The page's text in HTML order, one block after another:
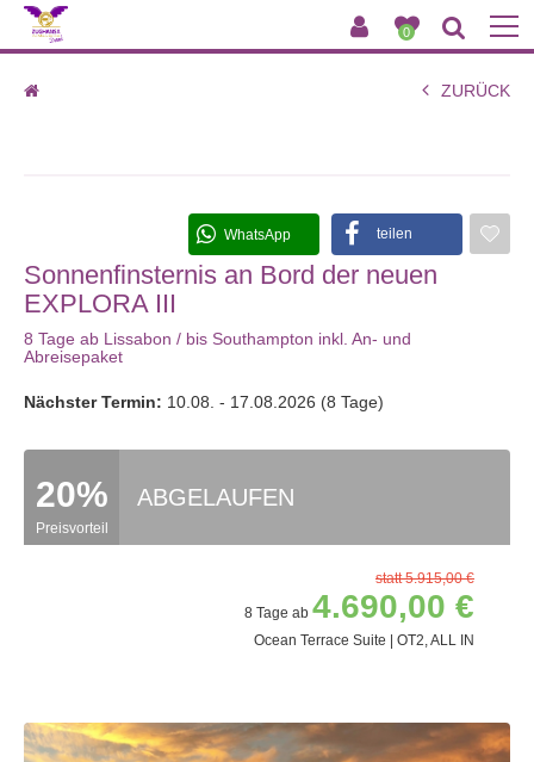
0
ZURÜCK
teilen
WhatsApp
Sonnenfinsternis an Bord der neuen
EXPLORA III
8 Tage ab Lissabon / bis Southampton inkl. An- und
Abreisepaket
Nächster Termin: 10.08. - 17.08.2026 (8 Tage)
20%
Preisvorteil
ABGELAUFEN
statt 5.915,00 €
8 Tage ab 4.690,00 €
Ocean Terrace Suite | OT2, ALL IN